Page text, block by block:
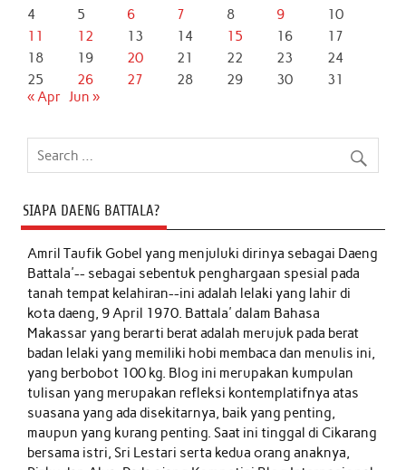
4
5 6 7 8 9
10
11
12 13 14 15 16
17
18
19 20 21 22 23
24
25
26 27 28 29 30
31
« Apr Jun »
SIAPA DAENG BATTALA?
Amril Taufik Gobelyang menjuluki dirinya sebagai Daeng
Battala'-- sebagai sebentuk penghargaan spesial pada
tanah tempat kelahiran--ini adalah lelaki yang lahir di
kota daeng, 9 April 1970. Battala' dalam Bahasa
Makassar yang berarti berat adalah merujuk pada berat
badan lelaki yang memiliki hobi membaca dan menulis ini,
yang berbobot 100 kg. Blog ini merupakan kumpulan
tulisan yang merupakan refleksi kontemplatifnya atas
suasana yang ada disekitarnya, baik yang penting,
maupun yang kurang penting. Saat ini tinggal di Cikarang
bersama istri, Sri Lestari serta kedua orang anaknya,